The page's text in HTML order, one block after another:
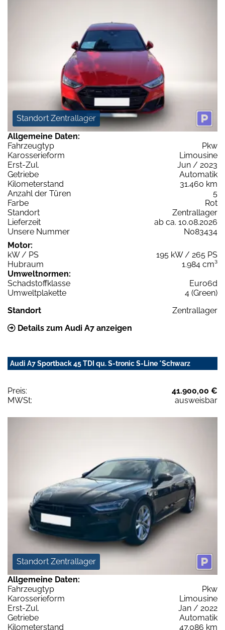
Standort Zentrallager
Allgemeine Daten:
Fahrzeugtyp
Pkw
Karosserieform
Limousine
Erst-Zul.
Jun / 2023
Getriebe
Automatik
Kilometerstand
31.460 km
Anzahl der Türen
5
Farbe
Rot
Standort
Zentrallager
Lieferzeit
ab ca. 10.08.2026
Unsere Nummer
N083434
Motor:
kW / PS
195 kW / 265 PS
Hubraum
1.984 cm³
Umweltnormen:
Schadstoffklasse
Euro6d
Umweltplakette
4 (Green)
Standort
Zentrallager
Details zum Audi A7 anzeigen
Audi A7 Sportback 45 TDI qu. S-tronic S-Line *Schwarz
Preis:
41.900,00 €
MWSt:
ausweisbar
Standort Zentrallager
Allgemeine Daten:
Fahrzeugtyp
Pkw
Karosserieform
Limousine
Erst-Zul.
Jan / 2022
Getriebe
Automatik
Kilometerstand
47.086 km